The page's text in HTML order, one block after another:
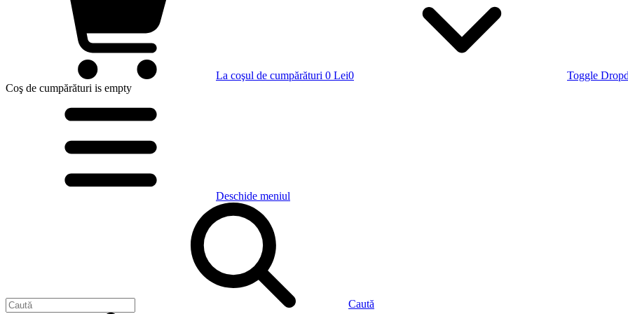
La coşul de cumpărături 0 Lei0
Toggle
Coş de cumpărături is empty
Deschide meniul
Caută